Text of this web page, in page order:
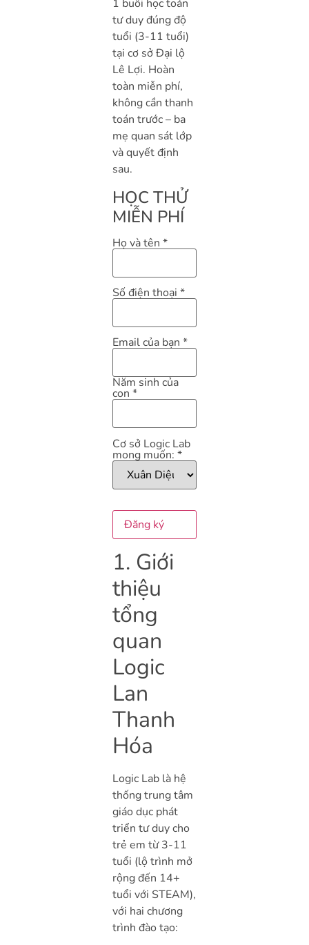
1 buổi học toán
tư duy đúng độ
tuổi (3-11 tuổi)
tại cơ sở Đại lộ
Lê Lợi. Hoàn
toàn miễn phí,
không cần thanh
toán trước – ba
mẹ quan sát lớp
và quyết định
sau.
HỌC THỬ
MIỄN PHÍ
Họ và tên *
Số điện thoại *
Email của bạn *
Năm sinh của
con *
Cơ sở Logic Lab
mong muốn: *
Đăng ký
1. Giới
thiệu
tổng
quan
Logic
Lan
Thanh
Hóa
Logic Lab là hệ
thống trung tâm
giáo dục phát
triển tư duy cho
trẻ em từ 3-11
tuổi (lộ trình mở
rộng đến 14+
tuổi với STEAM),
với hai chương
trình đào tạo: